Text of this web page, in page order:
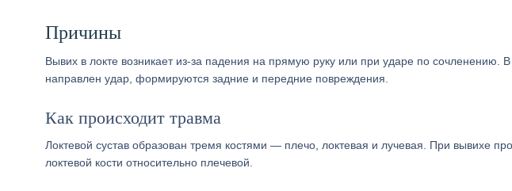
Причины
Вывих в локте возникает из-за падения на прямую руку или при ударе по сочленению.
направлен удар, формируются задние и передние повреждения.
Как происходит травма
Локтевой сустав образован тремя костями — плечо, локтевая и лучевая. При вывихе
локтевой кости относительно плечевой.